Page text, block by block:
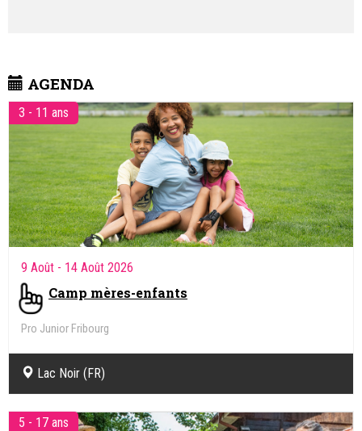
AGENDA
3 - 11 ans
9 Août - 14 Août 2026
Camp mères-enfants
Pro Junior Fribourg
Lac Noir (FR)
5 - 17 ans